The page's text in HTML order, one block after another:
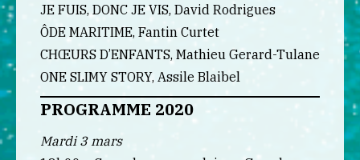
JE FUIS, DONC JE VIS, David Rodrigues
ÔDE MARITIME, Fantin Curtet
CHŒURS D’ENFANTS, Mathieu Gerard-Tulane
ONE SLIMY STORY, Assile Blaibel
PROGRAMME 2020
Mardi 3 mars